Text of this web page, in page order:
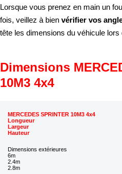
Lorsque vous prenez en main un
fois, veillez à bien vérifier vos
tête les dimensions du véhicule lors
Dimensions
10M3 4x4
MERCEDES SPRINTER 10M3 4x4
Longueur
Largeur
Hauteur
Dimensions extérieures
6m
2.4m
2.8m